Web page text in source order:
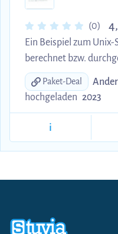
(0) 4,
Ein Beispiel zum
berechnet bzw.
Paket-Deal
hochgeladen 2023
i